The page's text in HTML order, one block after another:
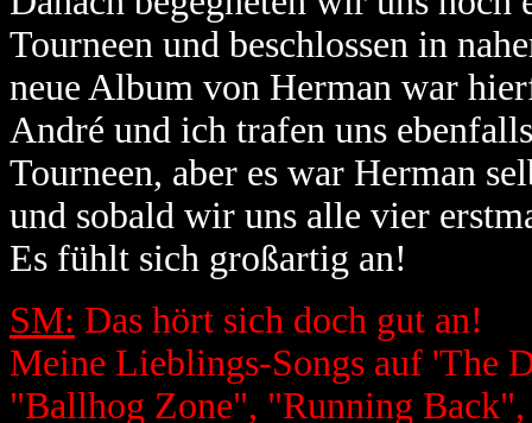
Tourneen und beschlossen in
neue Album von Herman war
André und ich trafen uns
Tourneen, aber es war Herman
und sobald wir uns alle vier
Es fühlt sich großartig an!
SM: Das hört sich doch gut an!
Meine Lieblings-Songs auf 'The
"Ballhog Zone", "Running